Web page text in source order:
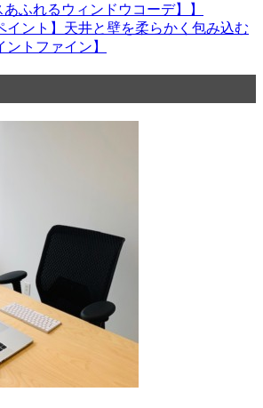
ふれるウィンドウコーデ】】
イント】天井と壁を柔らかく包み込む
ントファイン】